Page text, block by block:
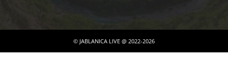
© JABLANICA LIVE @ 2022-2026